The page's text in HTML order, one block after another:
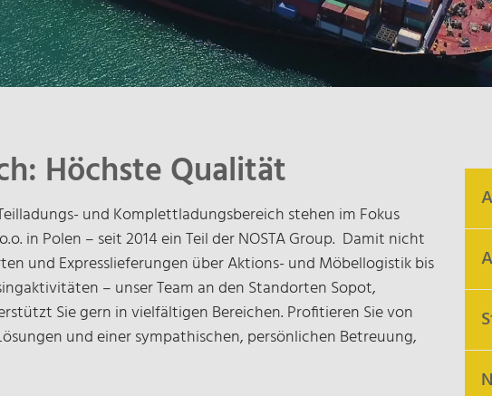
Höchste Qualität
und Komplettladungsbereich stehen im Fokus
in Polen – seit 2014 ein Teil der NOSTA Group. Damit nicht
und Expresslieferungen über Aktions- und Möbellogistik bis
– unser Team an den Standorten Sopot,
Sie gern in vielfältigen Bereichen. Profitieren Sie von
und einer sympathischen, persönlichen Betreuung,